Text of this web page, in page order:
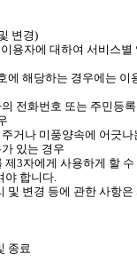
변경)
용자에 대하여 서비스별
해당하는 경우에는 이
전화번호 또는 주민등
거나 미풍양속에 어긋나
있는 경우
3자에게 사용하게 할 수
야 합니다.
변경 등에 관한 사항
종료